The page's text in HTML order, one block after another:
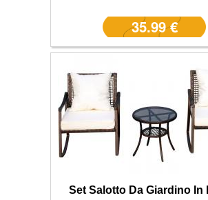
35.99 €
Set Salotto Da Giardino In